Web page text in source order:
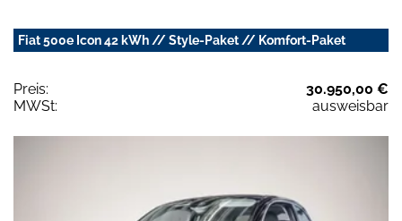
Fiat 500e Icon 42 kWh // Style-Paket // Komfort-Paket
Preis:
30.950,00 €
MWSt:
ausweisbar